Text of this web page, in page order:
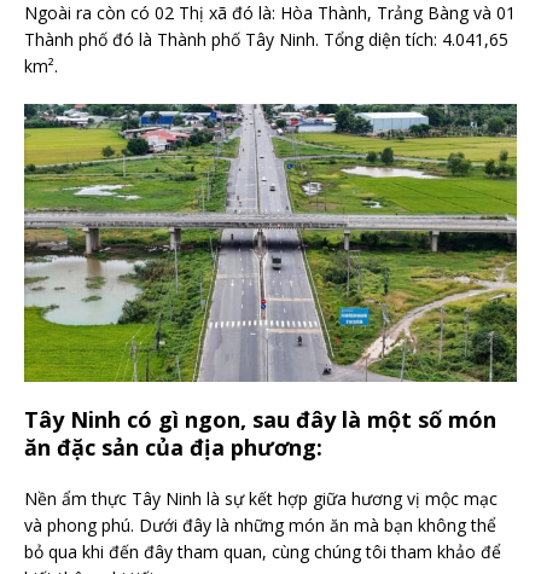
Ngoài ra còn có 02 Thị xã đó là: Hòa Thành, Trảng Bàng và 01
Thành phố đó là Thành phố Tây Ninh. Tổng diện tích: 4.041,65
km².
Tây Ninh có gì ngon, sau đây là một số món
ăn đặc sản của địa phương:
Nền ẩm thực Tây Ninh là sự kết hợp giữa hương vị mộc mạc
và phong phú. Dưới đây là những món ăn mà bạn không thể
bỏ qua khi đến đây tham quan, cùng chúng tôi tham khảo để